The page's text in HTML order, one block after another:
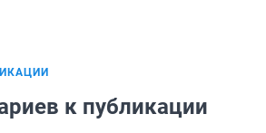
к публикации